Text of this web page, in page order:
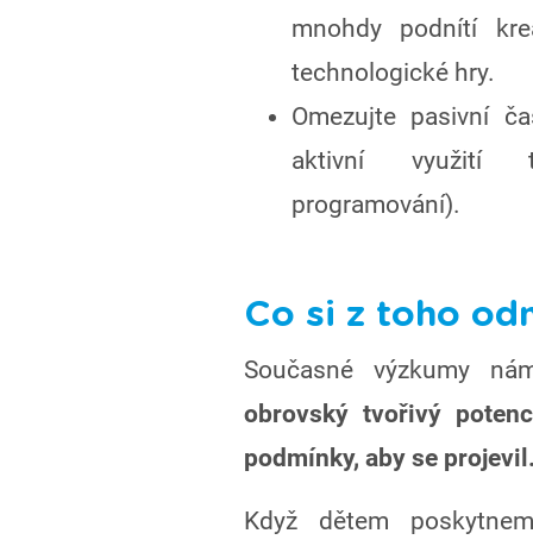
mnohdy podnítí
technologické hry.
Omezujte pasivní
aktivní využití
programování).
Co si z toho
Současné výzkumy
obrovský tvořivý
podmínky, aby se
Když dětem